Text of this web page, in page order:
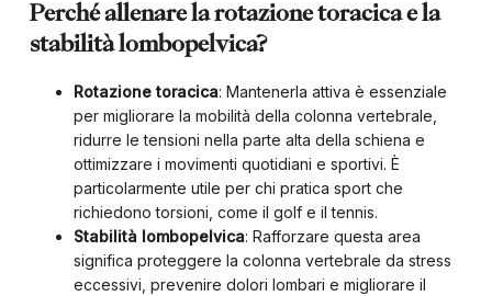
Perché allenare la rotazione toracica e la
stabilità lombopelvica?
Rotazione toracica: Mantenerla attiva è essenziale
per migliorare la mobilità della colonna vertebrale,
ridurre le tensioni nella parte alta della schiena e
ottimizzare i movimenti quotidiani e sportivi. È
particolarmente utile per chi pratica sport che
richiedono torsioni, come il golf e il tennis.
Stabilità lombopelvica: Rafforzare questa area
significa proteggere la colonna vertebrale da stress
eccessivi, prevenire dolori lombari e migliorare il